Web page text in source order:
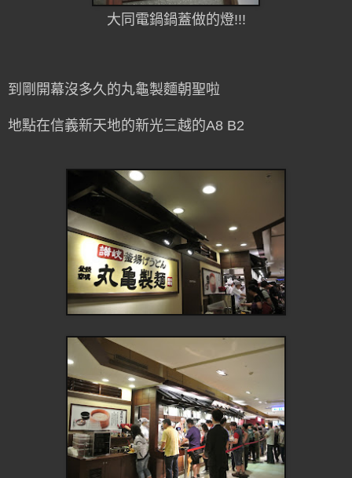
大同電鍋鍋蓋做的燈!!!
到剛開幕沒多久的丸龜製麵朝聖啦
地點在信義新天地的新光三越的A8 B2